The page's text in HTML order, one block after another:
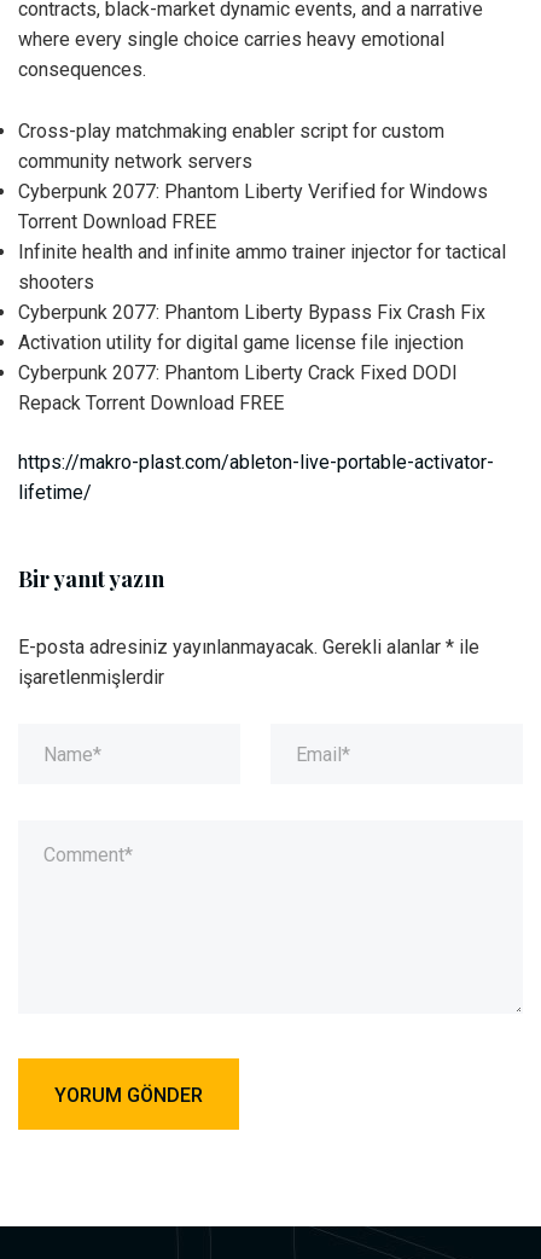
contracts, black-market dynamic events, and a narrative
where every single choice carries heavy emotional
consequences.
Cross-play matchmaking enabler script for custom
community network servers
Cyberpunk 2077: Phantom Liberty Verified for Windows
Torrent Download FREE
Infinite health and infinite ammo trainer injector for tactical
shooters
Cyberpunk 2077: Phantom Liberty Bypass Fix Crash Fix
Activation utility for digital game license file injection
Cyberpunk 2077: Phantom Liberty Crack Fixed DODI
Repack Torrent Download FREE
https://makro-plast.com/ableton-live-portable-activator-
lifetime/
Bir yanıt yazın
E-posta adresiniz yayınlanmayacak. Gerekli alanlar * ile
işaretlenmişlerdir